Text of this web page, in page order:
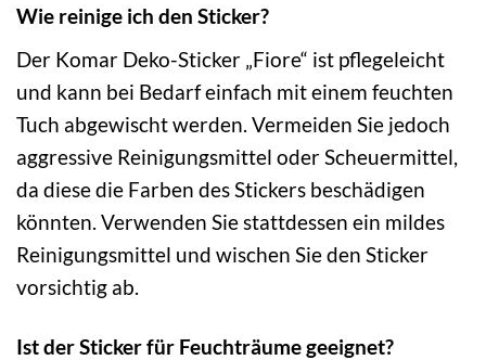
Wie reinige ich den Sticker?
Der Komar Deko-Sticker „Fiore“ ist pflegeleicht
und kann bei Bedarf einfach mit einem feuchten
Tuch abgewischt werden. Vermeiden Sie jedoch
aggressive Reinigungsmittel oder Scheuermittel,
da diese die Farben des Stickers beschädigen
könnten. Verwenden Sie stattdessen ein mildes
Reinigungsmittel und wischen Sie den Sticker
vorsichtig ab.
Ist der Sticker für Feuchträume geeignet?